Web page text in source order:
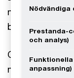
minimera
Genom dessa
nyckelroll i att
Nödvändiga
Prestanda-
och analys)
anpassning)